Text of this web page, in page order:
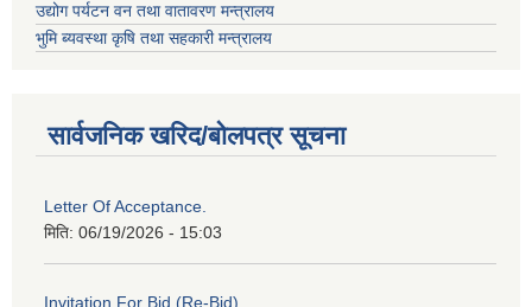
उद्योग पर्यटन वन तथा वातावरण मन्त्रालय
भुमि ब्यवस्था कृषि तथा सहकारी मन्त्रालय
सार्वजनिक खरिद/बोलपत्र सूचना
Letter Of Acceptance.
मिति: 06/19/2026 - 15:03
Invitation For Bid (Re-Bid)